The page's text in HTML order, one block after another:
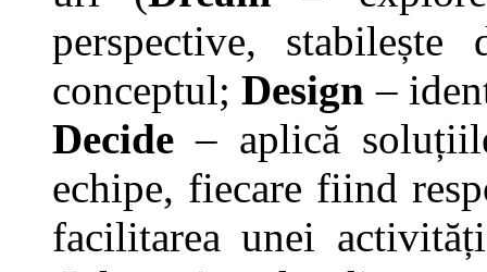
perspective,
conceptul;Design –
Decide – aplică
echipe, fiecare fiind
facilitarea unei